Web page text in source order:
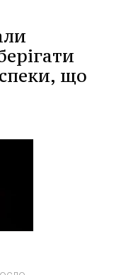
що